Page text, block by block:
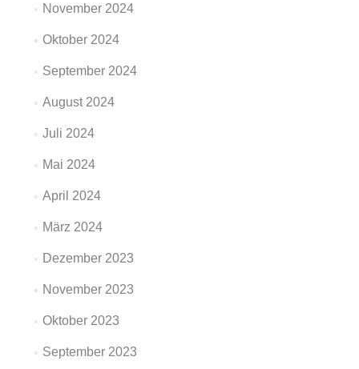
November 2024
Oktober 2024
September 2024
August 2024
Juli 2024
Mai 2024
April 2024
März 2024
Dezember 2023
November 2023
Oktober 2023
September 2023